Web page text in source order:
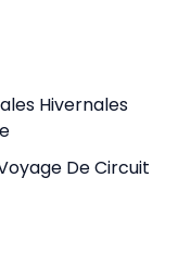
Hivernales
De Circuit